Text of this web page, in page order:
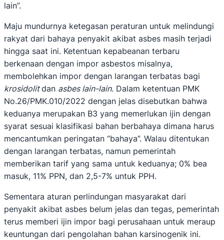
lain”.
Maju mundurnya ketegasan peraturan untuk melindungi
rakyat dari bahaya penyakit akibat asbes masih terjadi
hingga saat ini. Ketentuan kepabeanan terbaru
berkenaan dengan impor asbestos misalnya,
membolehkan impor dengan larangan terbatas bagi
krosidolitdan asbes lain-lain. Dalam ketentuan PMK
No.26/PMK.010/2022 dengan jelas disebutkan bahwa
keduanya merupakan B3 yang memerlukan ijin dengan
syarat sesuai klasifikasi bahan berbahaya dimana harus
mencantumkan peringatan “bahaya”. Walau ditentukan
dengan larangan terbatas, namun pemerintah
memberikan tarif yang sama untuk keduanya; 0% bea
masuk, 11% PPN, dan 2,5-7% untuk PPH.
Sementara aturan perlindungan masyarakat dari
penyakit akibat asbes belum jelas dan tegas, pemerintah
terus memberi ijin impor bagi perusahaan untuk meraup
keuntungan dari pengolahan bahan karsinogenik ini.